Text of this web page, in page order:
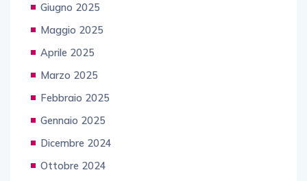
Giugno 2025
Maggio 2025
Aprile 2025
Marzo 2025
Febbraio 2025
Gennaio 2025
Dicembre 2024
Ottobre 2024